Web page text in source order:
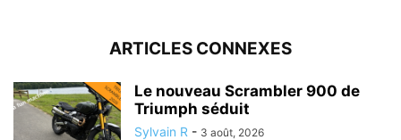
ARTICLES CONNEXES
Le nouveau Scrambler 900 de
Triumph séduit
Sylvain R - 3 août, 2026